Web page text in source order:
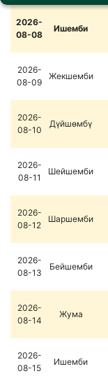
2026-
08-08
Ишемби
2026-
08-09
Жекшемби
2026-
08-10
Дүйшөмбү
2026-
08-11
Шейшемби
2026-
08-12
Шаршемби
2026-
08-13
Бейшемби
2026-
08-14
Жума
2026-
08-15
Ишемби